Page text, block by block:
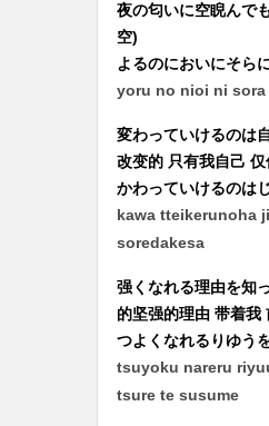
夜の匂いに空睨んで
空)
よるのにおいにそら
yoru no nioi ni sora
変わっていけるのは
改变的 只有我自己
かわっていけるのは
kawa tteikerunoha
soredakesa
强くなれる理由を知
的坚强的理由 带着我
つよくなれるりゆう
tsuyoku nareru
tsure te susume